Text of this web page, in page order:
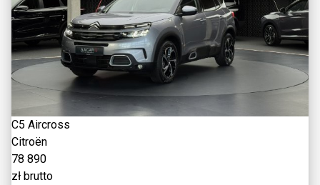
C5 Aircross
Citroën
78 890
zł brutto